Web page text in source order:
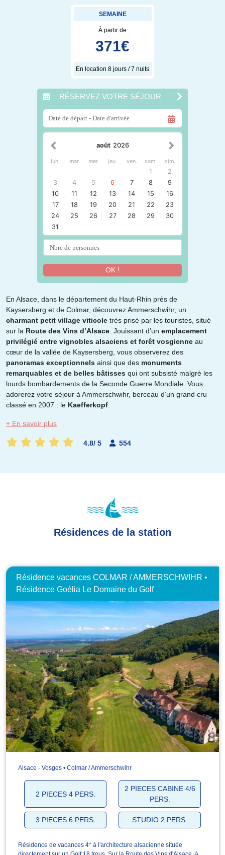
SEMAINE
À partir de
371€
En location 8 jours / 7 nuits
RÉSERVEZ VOTRE SÉJOUR
août 2026
lun. mar. mer. jeu. ven. sam. dim.
1
2
3
4 5 6 7 8
9
10
11 12 13 14 15
16
17
18 19 20 21 22
23
24
25 26 27 28 29
30
31
OK !
En Alsace, dans le département du Haut-Rhin près de
Kaysersberg et de Colmar, découvrez Ammerschwihr, un
charmant petit village viticole très prisé par les touristes, situé
sur la Route des Vins d’Alsace . Jouissant d’un emplacement
privilégié entre vignobles alsaciens et forêt vosgienne au
cœur de la vallée de Kaysersberg, vous observerez des
panoramas exceptionnels ainsi que des monuments
remarquables et de belles bâtisses qui ont subsisté malgré les
lourds bombardements de la Seconde Guerre Mondiale. Vous
adorerez votre séjour à Ammerschwihr, berceau d’un grand cru
classé en 2007 : le Kaefferkopf
+ En savoir plus
4.8/ 5 554
Résidences de la station
Résidence vacances COLMAR / AMMERSCHWIHR •
Résidence Goélia Le Domaine du Golf
Alsace - Vosges • Colmar / Ammerschwihr
2 PIECES 4 PERS.
2 PIECES CABINE 4/6
PERS.
3 PIECES 6 PERS. STUDIO 2 PERS.
Résidence de vacances 4* à l'architecture alsacienne située